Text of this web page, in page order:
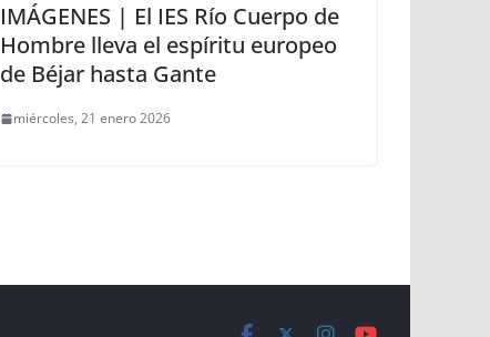
IMÁGENES | El IES Río Cuerpo de
Hombre lleva el espíritu europeo
de Béjar hasta Gante
miércoles, 21 enero 2026